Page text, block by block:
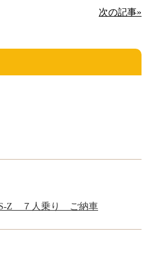
次の記事»
Z ７人乗り ご納車